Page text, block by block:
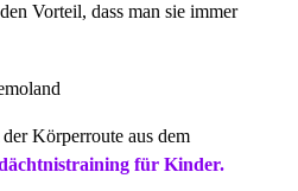
Vorteil, dass man sie immer
Körperroute aus dem
für Kinder.